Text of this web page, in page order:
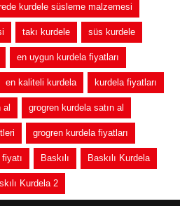
kurdele süsleme malzemesi
takı kurdele süs kurdele
en uygun kurdela fiyatları
en kaliteli kurdela kurdela fiyatları
al grogren kurdela satın al
grogren kurdela fiyatları
Baskılı Baskılı Kurdela
Kurdela 2